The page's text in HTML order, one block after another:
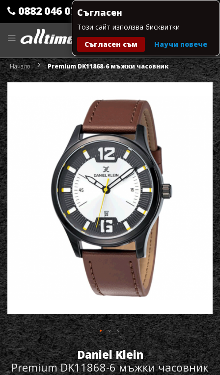
Съгласен
Този сайт използва бисквитки
Съгласен съм
Научи повече
0882 046 079
Прескачане
към
Моята количка
Начало Premium DK11868-6 мъжки часовник
Daniel Klein
Premium DK11868-6 мъжки часовник